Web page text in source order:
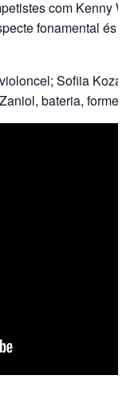
com Kenny
fonamental és
Sofiia
bateria, formen: